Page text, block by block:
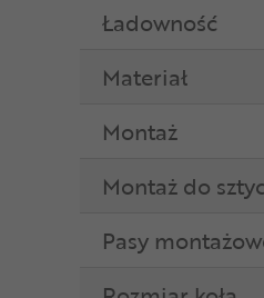
Ładowność
Materiał
Montaż
Montaż do
Pasy